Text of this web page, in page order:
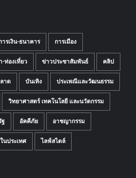
ารเงิน-ธนาคาร การเมือง
-ท่องเที่ยว ข่าวประชาสัมพันธ์ คลิป
าด บันเทิง ประเพณีและวัฒนธรรม
วิทยาศาสตร์ เทคโนโลยี และนวัตกรรม
ฐ อัคคีภัย อาชญากรรม
ในประเทศ ไลฟ์สไตล์